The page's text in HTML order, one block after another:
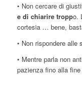
• Non cercare di
e di chiarire troppo.
cortesia … bene,
• Non rispondere
• Mentre parla non
pazienza fino alla